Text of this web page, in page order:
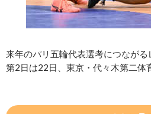
来年のパリ五輪代表選考につなが
第2日は22日、東京・代々木第二